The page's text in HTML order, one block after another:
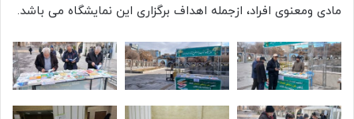
مادی ومعنوی افراد، ازجمله اهداف برگزاری این نمایشگاه می باشد.